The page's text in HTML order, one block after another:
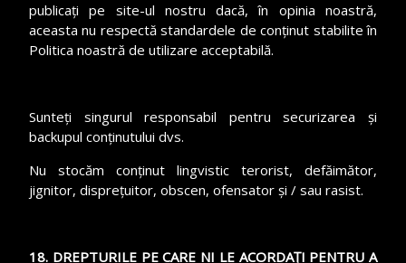
publicați pe site-ul nostru dacă, în opinia noastră,
aceasta nu respectă standardele de conținut stabilite în
Politica noastră de utilizare acceptabilă.
Sunteți singurul responsabil pentru securizarea și
backupul conținutului dvs.
Nu stocăm conținut lingvistic terorist, defăimător,
jignitor, disprețuitor, obscen, ofensator și / sau rasist.
18. DREPTURILE PE CARE NI LE ACORDAȚI PENTRU A